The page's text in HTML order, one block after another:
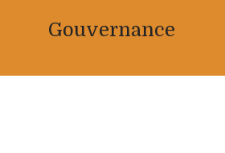
Gouvernance